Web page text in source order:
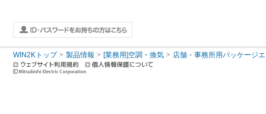
WIN2Kトップ 製品情報 [業務用]空調・換気 店舗・事務所用パッケージ